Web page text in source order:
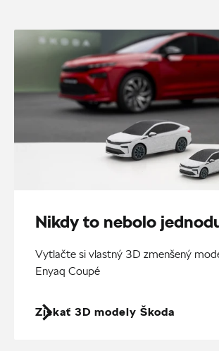
Nikdy to nebolo
Vytlačte si vlastný 3D zmenšený
Enyaq Coupé
Získať 3D modely Škoda